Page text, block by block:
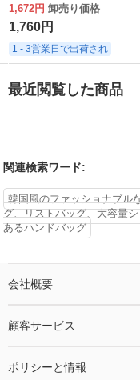
ッグ
1,672円 卸売り価格
1,760円
1 - 3営業日で出荷され
最近閲覧した商品
関連検索ワード:
韓国風のファッショナブル
グ、リストバッグ、大容量
あるハンドバッグ
会社概要
顧客サービス
ポリシーと情報